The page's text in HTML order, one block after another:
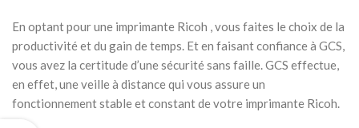
En optant pour une imprimante Ricoh , vous faites le choix de la
productivité et du gain de temps. Et en faisant confiance à GCS,
vous avez la certitude d’une sécurité sans faille. GCS effectue,
en effet, une veille à distance qui vous assure un
fonctionnement stable et constant de votre imprimante Ricoh.